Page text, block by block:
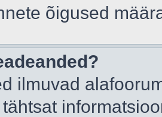
õigused
ilmuvad